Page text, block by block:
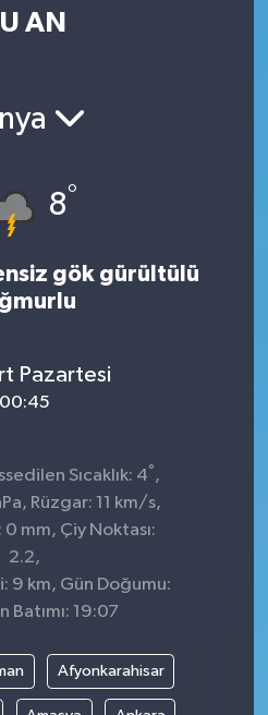
AN
8°
gök gürültülü
Pazartesi
00:45
Sıcaklık: 4° ,
Rüzgar: 11 km/s,
0 mm, Çiy Noktası:
2.2,
9 km, Gün Doğumu:
Batımı: 19:07
Afyonkarahisar